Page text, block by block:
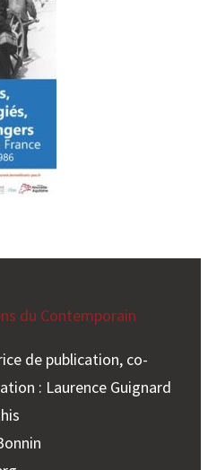
du Contemporain
de publication, co-
: Laurence Guignard